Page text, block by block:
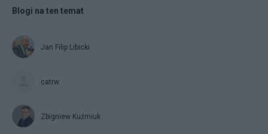
Blogi na ten temat
Jan Filip Libicki
catrw
Zbigniew Kuźmiuk